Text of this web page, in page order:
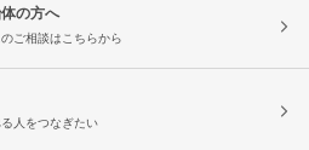
の方へ
ご相談はこちらから
人をつなぎたい